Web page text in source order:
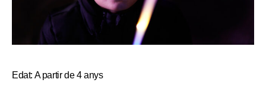
Edat: A partir de 4 anys